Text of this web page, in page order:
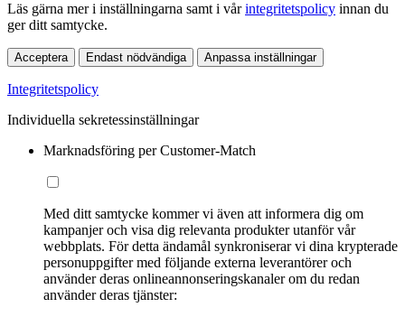
Läs gärna mer i inställningarna samt i vårintegritetspolicy innan du
ger ditt samtycke.
Acceptera Endast nödvändiga Anpassa inställningar
Integritetspolicy
Individuella sekretessinställningar
Marknadsföring per Customer-Match
Med ditt samtycke kommer vi även att informera dig om
kampanjer och visa dig relevanta produkter utanför vår
webbplats. För detta ändamål synkroniserar vi dina krypterade
personuppgifter med följande externa leverantörer och
använder deras onlineannonseringskanaler om du redan
använder deras tjänster: